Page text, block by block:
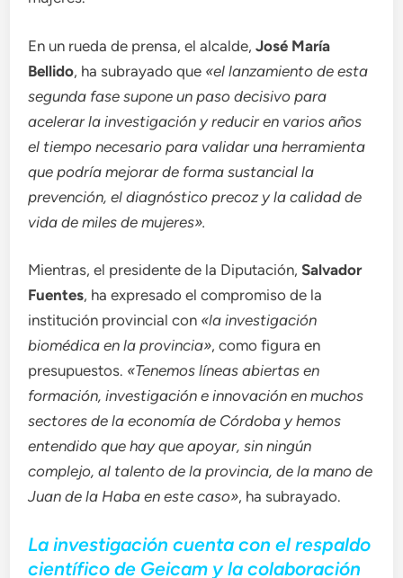
En un rueda de prensa, el alcalde,José María
Bellido, ha subrayado que «el lanzamiento de esta
segunda fase supone un paso decisivo para
acelerar la investigación y reducir en varios años
el tiempo necesario para validar una herramienta
que podría mejorar de forma sustancial la
prevención, el diagnóstico precoz y la calidad de
vida de miles de mujeres».
Mientras, el presidente de la Diputación,Salvador
Fuentes, ha expresado el compromiso de la
institución provincial con «la investigación
biomédica en la provincia», como figura en
presupuestos. «Tenemos líneas abiertas en
formación, investigación e innovación en muchos
sectores de la economía de Córdoba y hemos
entendido que hay que apoyar, sin ningún
complejo, al talento de la provincia, de la mano de
Juan de la Haba en este caso», ha subrayado.
La investigación cuenta con el respaldo
científico de Geicam y la colaboración